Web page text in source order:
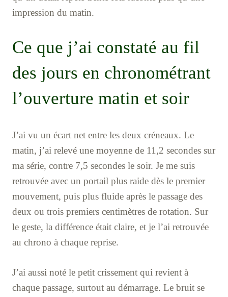
impression du matin.
Ce que j’ai constaté au fil
des jours en chronométrant
l’ouverture matin et soir
J’ai vu un écart net entre les deux créneaux. Le
matin, j’ai relevé une moyenne de 11,2 secondes sur
ma série, contre 7,5 secondes le soir. Je me suis
retrouvée avec un portail plus raide dès le premier
mouvement, puis plus fluide après le passage des
deux ou trois premiers centimètres de rotation. Sur
le geste, la différence était claire, et je l’ai retrouvée
au chrono à chaque reprise.
J’ai aussi noté le petit crissement qui revient à
chaque passage, surtout au démarrage. Le bruit se